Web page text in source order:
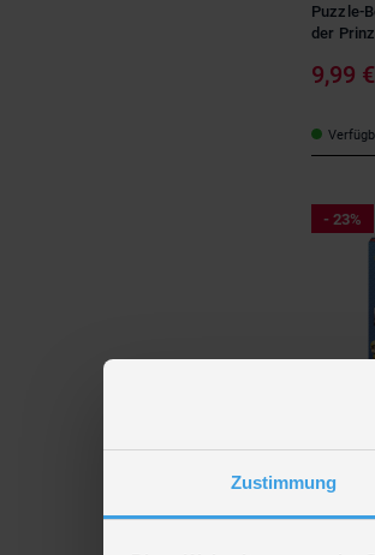
Zustimmung
Puzzle-
der
9,99 €
- 23%
Puzzle-
- 3x49
9,99 €